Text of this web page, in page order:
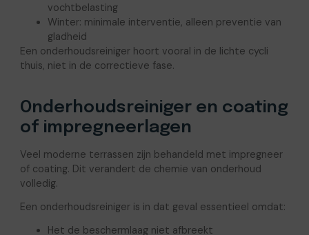
vochtbelasting
Winter: minimale interventie, alleen preventie van
gladheid
Een onderhoudsreiniger hoort vooral in de lichte cycli
thuis, niet in de correctieve fase.
Onderhoudsreiniger en coating
of impregneerlagen
Veel moderne terrassen zijn behandeld met impregneer
of coating. Dit verandert de chemie van onderhoud
volledig.
Een onderhoudsreiniger is in dat geval essentieel omdat:
Het de beschermlaag niet afbreekt